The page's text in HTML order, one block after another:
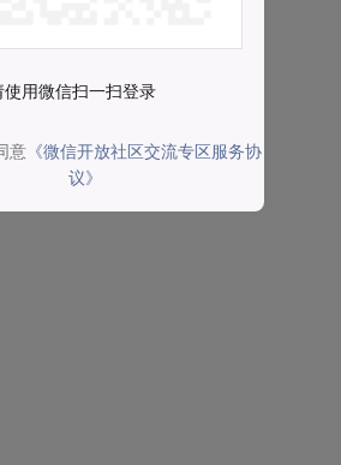
使用微信扫一扫登录
意 《微信开放社区交流专区服务协
议》